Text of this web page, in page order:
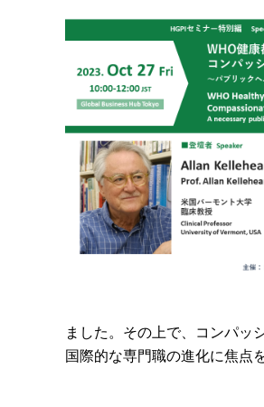
ました。その上で、コンパッ
国際的な専門職の進化に焦点